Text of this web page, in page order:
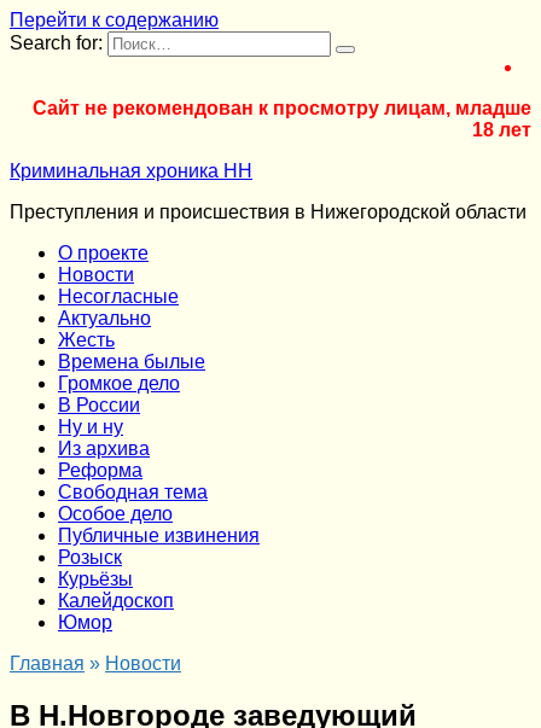
Перейти к содержанию
Search for:
Сайт не рекомендован к просмотру лицам, младше
18 лет
Криминальная хроника НН
Преступления и происшествия в Нижегородской области
О проекте
Новости
Несогласные
Актуально
Жесть
Времена былые
Громкое дело
В России
Ну и ну
Из архива
Реформа
Cвободная тема
Особое дело
Публичные извинения
Розыск
Курьёзы
Калейдоскоп
Юмор
Главная » Новости
В Н.Новгороде заведующий